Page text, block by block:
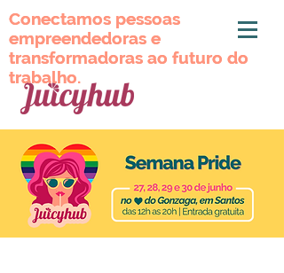
Conectamos pessoas
empreendedoras e
transformadoras ao futuro do
trabalho.
Conectamos pessoas
empreendedoras e
transformadoras ao futuro do
trabalho.